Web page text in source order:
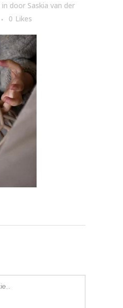
in door Saskia van der
0 Likes